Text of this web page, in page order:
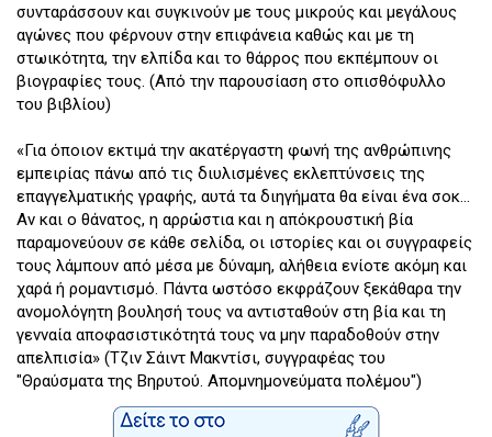
συνταράσσουν και συγκινούν με τους μικρούς και μεγάλους
αγώνες που φέρνουν στην επιφάνεια καθώς και με τη
στωικότητα, την ελπίδα και το θάρρος που εκπέμπουν οι
βιογραφίες τους. (Από την παρουσίαση στο οπισθόφυλλο
του βιβλίου)
«Για όποιον εκτιμά την ακατέργαστη φωνή της ανθρώπινης
εμπειρίας πάνω από τις διυλισμένες εκλεπτύνσεις της
επαγγελματικής γραφής, αυτά τα διηγήματα θα είναι ένα σοκ...
Αν και ο θάνατος, η αρρώστια και η απόκρουστική βία
παραμονεύουν σε κάθε σελίδα, οι ιστορίες και οι συγγραφείς
τους λάμπουν από μέσα με δύναμη, αλήθεια ενίοτε ακόμη και
χαρά ή ρομαντισμό. Πάντα ωστόσο εκφράζουν ξεκάθαρα την
ανομολόγητη βουλησή τους να αντισταθούν στη βία και τη
γενναία αποφασιστικότητά τους να μην παραδοθούν στην
απελπισία» (Τζιν Σάιντ Μακντίσι, συγγραφέας του
"Θραύσματα της Βηρυτού. Απομνημονεύματα πολέμου")